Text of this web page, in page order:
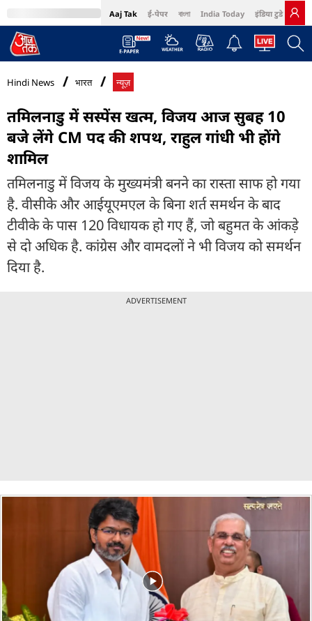
Aaj Tak ई-पेपर বাংলা India Today इंडिया टुडे हिंदी
MumbaiTak Cosmopolitan Harper's Bazaar Northeast
Hindi News भारत न्यूज़
तमिलनाडु में सस्पेंस खत्म, विजय आज सुबह 10
बजे लेंगे CM पद की शपथ, राहुल गांधी भी होंगे
शामिल
तमिलनाडु में विजय के मुख्यमंत्री बनने का रास्ता साफ हो गया
है. वीसीके और आईयूएमएल के बिना शर्त समर्थन के बाद
टीवीके के पास 120 विधायक हो गए हैं, जो बहुमत के आंकड़े
से दो अधिक है. कांग्रेस और वामदलों ने भी विजय को समर्थन
दिया है.
ADVERTISEMENT